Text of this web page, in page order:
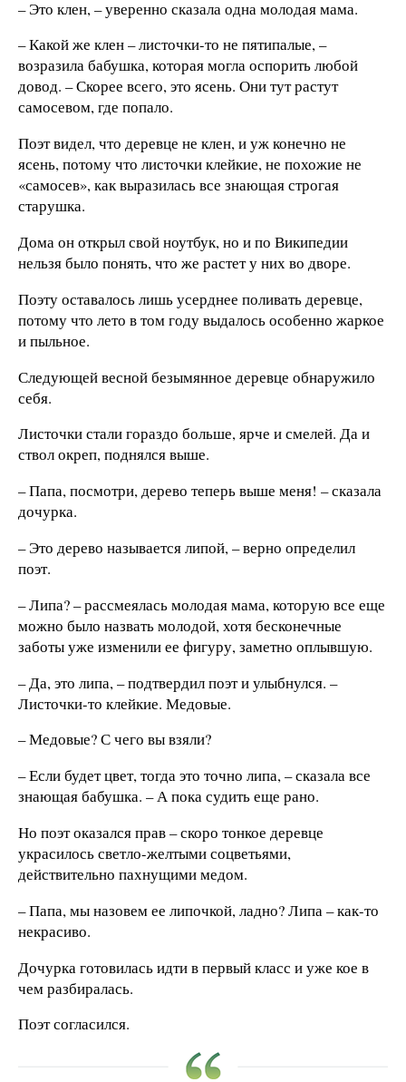
– Это клен, – уверенно сказала одна молодая мама.
– Какой же клен – листочки-то не пятипалые, –
возразила бабушка, которая могла оспорить любой
довод. – Скорее всего, это ясень. Они тут растут
самосевом, где попало.
Поэт видел, что деревце не клен, и уж конечно не
ясень, потому что листочки клейкие, не похожие не
«самосев», как выразилась все знающая строгая
старушка.
Дома он открыл свой ноутбук, но и по Википедии
нельзя было понять, что же растет у них во дворе.
Поэту оставалось лишь усерднее поливать деревце,
потому что лето в том году выдалось особенно жаркое
и пыльное.
Следующей весной безымянное деревце обнаружило
себя.
Листочки стали гораздо больше, ярче и смелей. Да и
ствол окреп, поднялся выше.
– Папа, посмотри, дерево теперь выше меня! – сказала
дочурка.
– Это дерево называется липой, – верно определил
поэт.
– Липа? – рассмеялась молодая мама, которую все еще
можно было назвать молодой, хотя бесконечные
заботы уже изменили ее фигуру, заметно оплывшую.
– Да, это липа, – подтвердил поэт и улыбнулся. –
Листочки-то клейкие. Медовые.
– Медовые? С чего вы взяли?
– Если будет цвет, тогда это точно липа, – сказала все
знающая бабушка. – А пока судить еще рано.
Но поэт оказался прав – скоро тонкое деревце
украсилось светло-желтыми соцветьями,
действительно пахнущими медом.
– Папа, мы назовем ее липочкой, ладно? Липа – как-то
некрасиво.
Дочурка готовилась идти в первый класс и уже кое в
чем разбиралась.
Поэт согласился.